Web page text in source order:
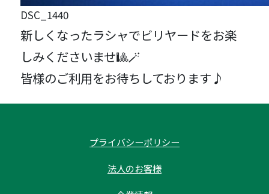
DSC_1440
新しくなったラシャでビリヤードをお楽
しみくださいませ🎱🪄
皆様のご利用をお待ちしております♪
プライバシーポリシー
法人のお客様